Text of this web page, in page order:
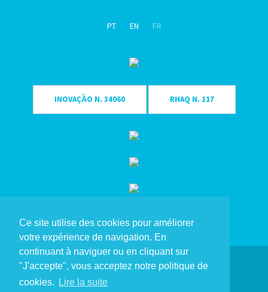
Ce site utilise des cookies pour améliorer
votre expérience de navigation. En
continuant à naviguer ou en cliquant sur
"J'accepte", vous acceptez notre politique de
cookies.
Lire la suite
PT EN FR
INOVAÇȀO N. 34060 RHAQ N. 117
Copyright Eme Singular® 2023. Tous droits réservés.
Politique de Confidentialité
X - 30
X - 31
X - 32
X - 33
X - 34
X - 36
X - 37
X - 38
X - 39
X - 40
X - 41
X - 42
X - 43